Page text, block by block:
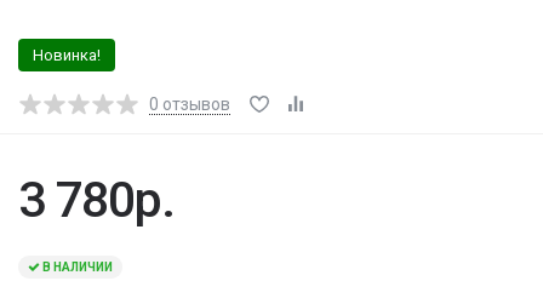
Новинка!
0 отзывов
3 780р.
В НАЛИЧИИ